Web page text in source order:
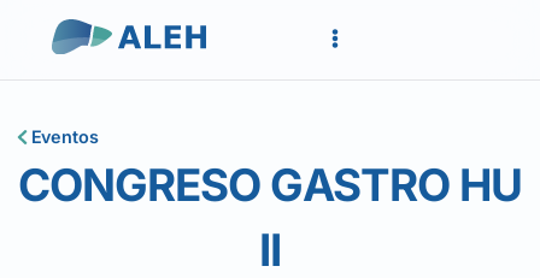
Eventos
CONGRESO GASTRO HU
II